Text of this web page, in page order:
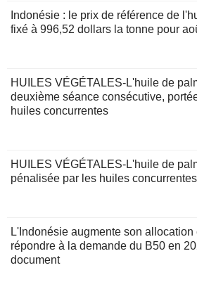
Indonésie : le prix de référence de
fixé à 996,52 dollars la tonne pour
HUILES VÉGÉTALES-L'huile de
deuxième séance consécutive,
huiles concurrentes
HUILES VÉGÉTALES-L'huile de
pénalisée par les huiles
L'Indonésie augmente son
répondre à la demande du B50 en
document